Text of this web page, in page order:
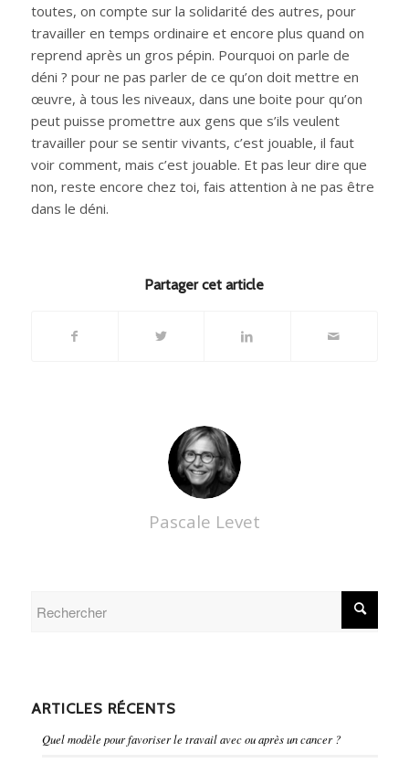
toutes, on compte sur la solidarité des autres, pour
travailler en temps ordinaire et encore plus quand on
reprend après un gros pépin. Pourquoi on parle de
déni ? pour ne pas parler de ce qu’on doit mettre en
œuvre, à tous les niveaux, dans une boite pour qu’on
peut puisse promettre aux gens que s’ils veulent
travailler pour se sentir vivants, c’est jouable, il faut
voir comment, mais c’est jouable. Et pas leur dire que
non, reste encore chez toi, fais attention à ne pas être
dans le déni.
Partager cet article
Pascale Levet
ARTICLES RÉCENTS
Quel modèle pour favoriser le travail avec ou après un cancer ?